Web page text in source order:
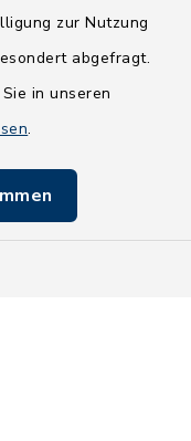
zur Nutzung
abgefragt.
in unseren
.